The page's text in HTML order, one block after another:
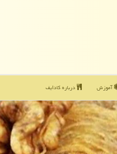
آموزش درباره كادایف